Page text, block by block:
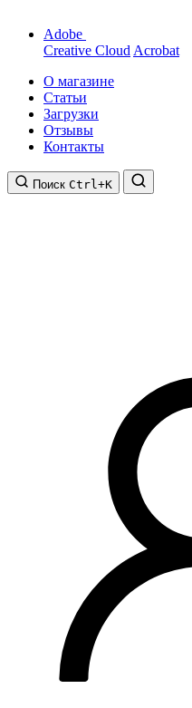
Adobe
Creative Cloud Acrobat
О магазине
Статьи
Загрузки
Отзывы
Контакты
Поиск Ctrl+K